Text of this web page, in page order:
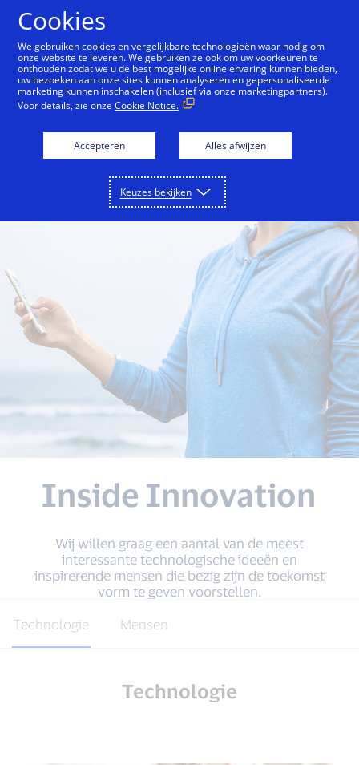
One Market Center Inside Innovation City
Inside Innovation
Wij willen graag een aantal van de meest
interessante technologische ideeën en
inspirerende mensen die bezig zijn de toekomst
vorm te geven voorstellen.
Technologie Mensen
Technologie
Cookies
We gebruiken cookies en vergelijkbare technologieën waar nodig om
onze website te leveren. We gebruiken ze ook om uw voorkeuren te
onthouden zodat we u de best mogelijke online ervaring kunnen bieden,
uw bezoeken aan onze sites kunnen analyseren en gepersonaliseerde
marketing kunnen inschakelen (inclusief via onze marketingpartners).
Voor details, zie onzeCookie Notice.
Accepteren Alles afwijzen
Keuzes bekijken